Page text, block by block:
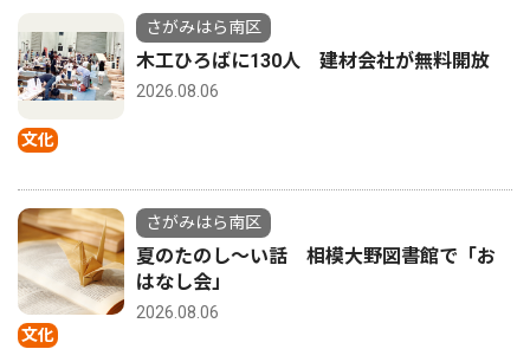
文化
さがみはら南区
木工ひろばに130人 建材会社が無料開放
2026.08.06
文化
さがみはら南区
夏のたのし〜い話 相模大野図書館で「お
はなし会」
2026.08.06